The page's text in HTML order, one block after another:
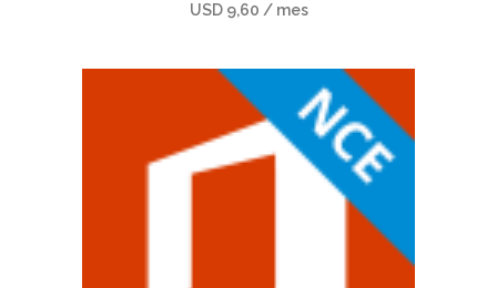
USD 9,60 / mes